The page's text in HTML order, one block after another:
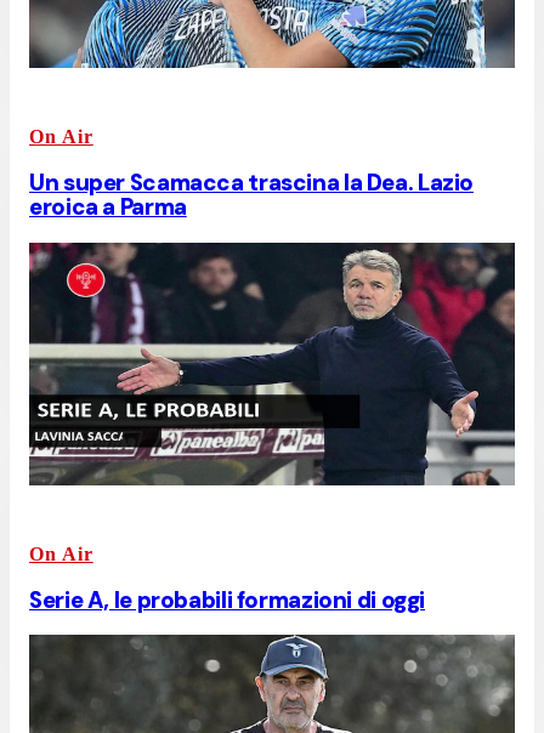
On Air
Un super Scamacca trascina la Dea. Lazio
eroica a Parma
On Air
Serie A, le probabili formazioni di oggi